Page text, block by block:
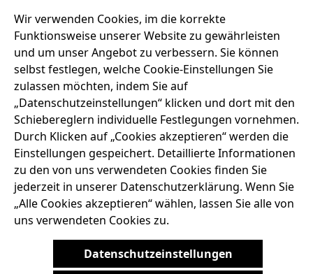
Service-Telefon
+49 7667 900-124
SERVICE-HOTLINE
ADRESSE
RECHTLICHES
SERVICES
IMPRESSUM
WIDERRUFSRECHT
Wir verwenden Cookies, im die korrekte
Funktionsweise unserer Website zu gewährleisten
und um unser Angebot zu verbessern. Sie können
selbst festlegen, welche Cookie-Einstellungen Sie
zulassen möchten, indem Sie auf
„Datenschutzeinstellungen“ klicken und dort mit den
Schiebereglern individuelle Festlegungen vornehmen.
Durch Klicken auf „Cookies akzeptieren“ werden die
Einstellungen gespeichert. Detaillierte Informationen
zu den von uns verwendeten Cookies finden Sie
jederzeit in unserer Datenschutzerklärung. Wenn Sie
„Alle Cookies akzeptieren“ wählen, lassen Sie alle von
uns verwendeten Cookies zu.
Datenschutzeinstellungen